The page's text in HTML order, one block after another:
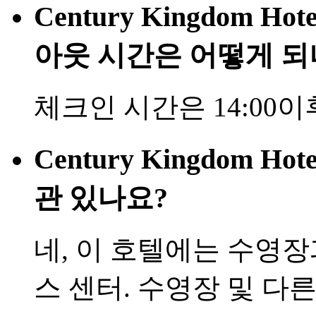
Century Kingdom
아웃 시간은 어떻게
체크인 시간은 14:00
Century Kingdom
관 있나요?
네, 이 호텔에는 수영
스 센터. 수영장 및 다